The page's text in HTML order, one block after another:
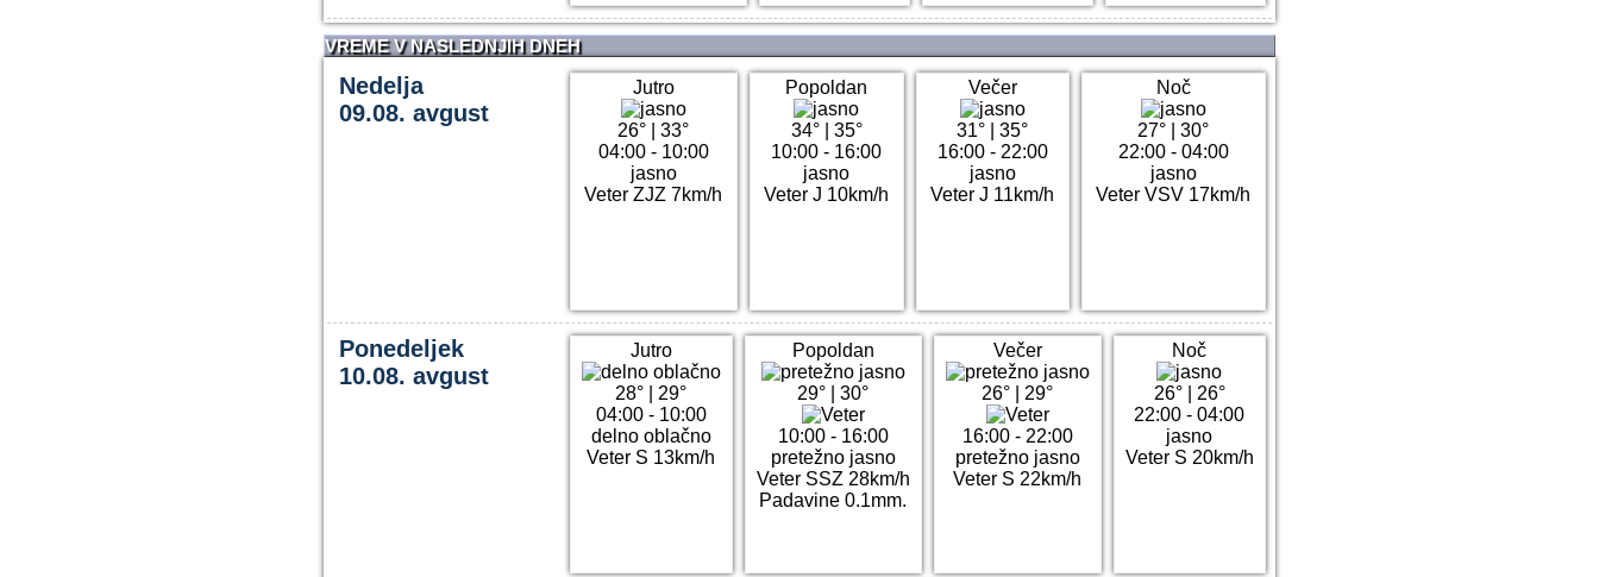
VREME V NASLEDNJIH DNEH
Nedelja
09.08. avgust
Jutro
26° |33°
04:00 - 10:00
jasno
Veter ZJZ 7km/h
Popoldan
34°| 35°
10:00 - 16:00
jasno
Veter J 10km/h
Večer
31° |35°
16:00 - 22:00
jasno
Veter J 11km/h
Noč
27° |30°
22:00 - 04:00
jasno
Veter VSV 17km/h
Ponedeljek
10.08. avgust
Jutro
28°
29°
04:00 - 10:00
delno oblačno
Veter S 13km/h
Popoldan
29° |30°
10:00 - 16:00
pretežno jasno
Veter SSZ 28km/h
Padavine 0.1mm.
Večer
26° 29°
16:00 - 22:00
pretežno jasno
Veter S 22km/h
Noč
26°| 26°
22:00 - 04:00
jasno
Veter S 20km/h